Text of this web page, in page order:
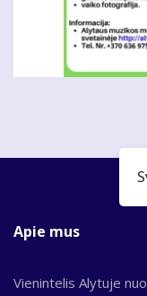
Apie mus
Vienintelis Alytuje